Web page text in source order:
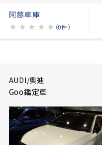
阿慈車庫
★ ★ ★ ★ ★ （0件）
AUDI/奧迪
Goo鑑定車